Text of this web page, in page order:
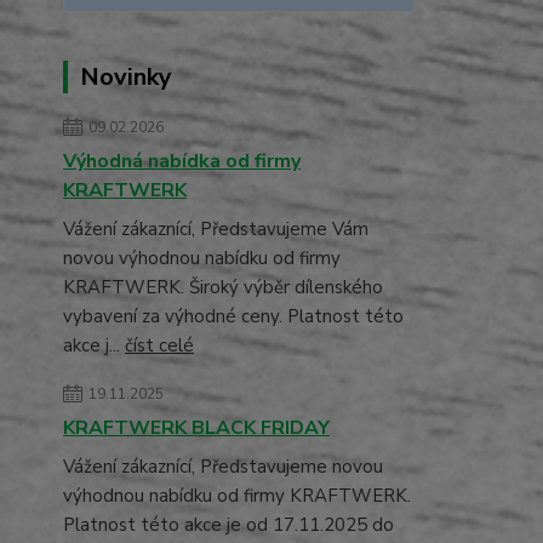
Novinky
09.02.2026
Výhodná nabídka od firmy
KRAFTWERK
Vážení zákaznící, Představujeme Vám
novou výhodnou nabídku od firmy
KRAFTWERK. Široký výběr dílenského
vybavení za výhodné ceny. Platnost této
akce j... číst celé
19.11.2025
KRAFTWERK BLACK FRIDAY
Vážení zákaznící, Představujeme novou
výhodnou nabídku od firmy KRAFTWERK.
Platnost této akce je od 17.11.2025 do